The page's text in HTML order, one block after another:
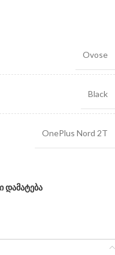
Ovose
Black
OnePlus Nord 2T
დამატება